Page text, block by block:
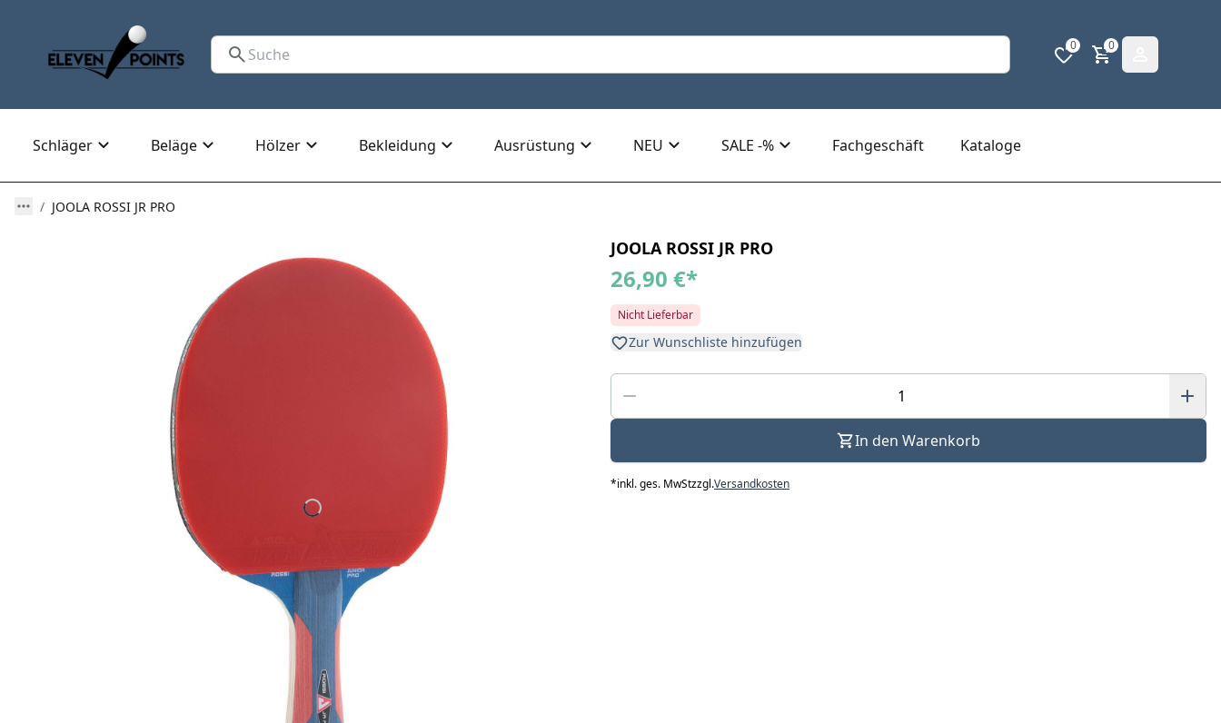
0 0
Schläger Beläge Hölzer Bekleidung Ausrüstung NEU SALE -% Fachgeschäft Kataloge
JOOLA ROSSI JR PRO
JOOLA ROSSI JR PRO
26,90 €*
Nicht Lieferbar
Zur Wunschliste hinzufügen
In den Warenkorb
*inkl. ges. MwStzzgl.Versandkosten